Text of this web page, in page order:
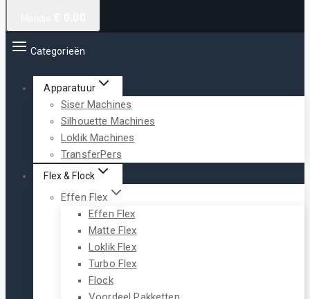
Categorieën
Apparatuur
Siser Machines
Silhouette Machines
Loklik Machines
TransferPers
Flex & Flock
Effen Flex
Effen Flex
Matte Flex
Loklik Flex
Turbo Flex
Flock